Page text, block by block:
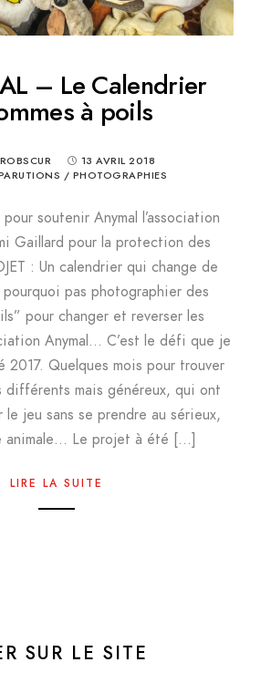
– Le Calendrier
à poils
13 AVRIL 2018
/ PHOTOGRAPHIES
soutenir Anymal l’association
Gaillard pour la protection des
: Un calendrier qui change de
pas photographier des
pour changer et reverser les
Anymal… C’est le défi que je
2017. Quelques mois pour trouver
différents mais généreux, qui ont
jeu sans se prendre au sérieux,
animale… Le projet à été […]
LIRE LA SUITE
SUR LE SITE